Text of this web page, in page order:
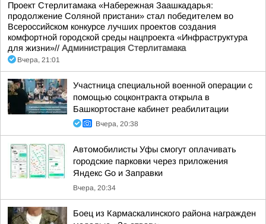
Проект Стерлитамака «Набережная Заашкадарья:
продолжение Соляной пристани» стал победителем во
Всероссийском конкурсе лучших проектов создания
комфортной городской среды нацпроекта «Инфраструктура
для жизни»// Администрация Стерлитамака
Вчера, 21:01
Участница специальной военной операции с
помощью соцконтракта открыла в
Башкортостане кабинет реабилитации
Вчера, 20:38
Автомобилисты Уфы смогут оплачивать
городские парковки через приложения
Яндекс Go и Заправки
Вчера, 20:34
Боец из Кармаскалинского района награжден